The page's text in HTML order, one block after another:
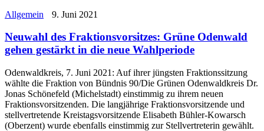
Allgemein
9. Juni 2021
Neuwahl des Fraktionsvorsitzes: Grüne Odenwald
gehen gestärkt in die neue Wahlperiode
Odenwaldkreis, 7. Juni 2021: Auf ihrer jüngsten Fraktionssitzung
wählte die Fraktion von Bündnis 90/Die Grünen Odenwaldkreis Dr.
Jonas Schönefeld (Michelstadt) einstimmig zu ihrem neuen
Fraktionsvorsitzenden. Die langjährige Fraktionsvorsitzende und
stellvertretende Kreistagsvorsitzende Elisabeth Bühler-Kowarsch
(Oberzent) wurde ebenfalls einstimmig zur Stellvertreterin gewählt.